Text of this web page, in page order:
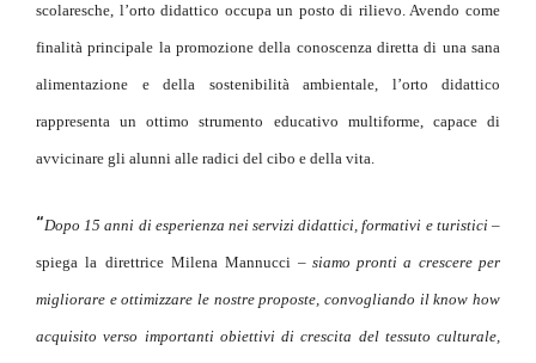
scolaresche, l’orto didattico occupa un posto di rilievo. Avendo come
finalità principale la promozione della conoscenza diretta di una sana
alimentazione e della sostenibilità ambientale, l’orto didattico
rappresenta un ottimo strumento educativo multiforme, capace di
avvicinare gli alunni alle radici del cibo e della vita.
“Dopo 15 anni di esperienza nei servizi didattici, formativi e turistici –
spiega la direttrice Milena Mannucci – siamo pronti a crescere per
migliorare e ottimizzare le nostre proposte, convogliando il know how
acquisito verso importanti obiettivi di crescita del tessuto culturale,